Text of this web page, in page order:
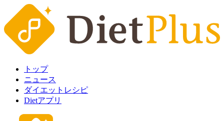
トップ
ニュース
ダイエットレシピ
Dietアプリ